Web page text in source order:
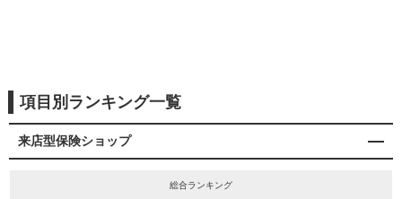
項目別ランキング一覧
来店型保険ショップ
総合ランキング